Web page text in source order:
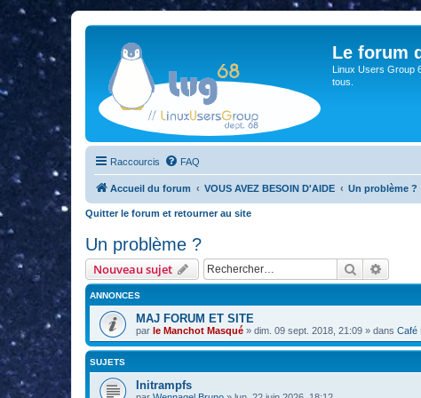
Le forum
Linux Users Group
tous.
Raccourcis FAQ
Accueil du forum VOUS AVEZ BESOIN D'AIDE Un problème ?
Quitter le forum et retourner au site
Un problème ?
Nouveau sujet Rechercher
ANNONCES
MAJ FORUM ET SITE
par le Manchot Masqué » dim. 09 sept. 2018, 21:09 » dans Café
SUJETS
Initrampfs